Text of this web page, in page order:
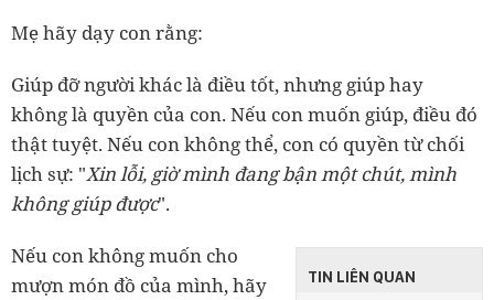
Mẹ hãy dạy con rằng:
Giúp đỡ người khác là điều tốt, nhưng giúp hay
không là quyền của con. Nếu con muốn giúp, điều đó
thật tuyệt. Nếu con không thể, con có quyền từ chối
lịch sự: "Xin lỗi, giờ mình đang bận một chút, mình
không giúp được".
TIN LIÊN QUAN
Nếu con không muốn cho
mượn món đồ của mình, hãy